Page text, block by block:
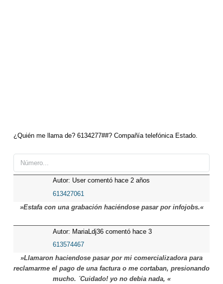
¿Quién me llama de? 6134277##? Compañía telefónica Estado.
Autor: User comentó hace 2 años
613427061
»Estafa con una grabación haciéndose pasar por infojobs.«
Autor: MariaLdj36 comentó hace 3
meses
613574467
»Llamaron haciendose pasar por mi comercializadora para
reclamarme el pago de una factura o me cortaban, presionando
mucho. ´Cuidado! yo no debia nada, «